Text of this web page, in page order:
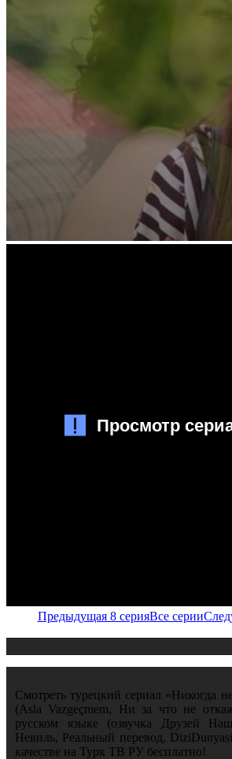
Предыдущая 8 серияВсе серии
Смотреть турецкий сериал «Никогда
(Asla Vazgeçmem, Ни за что не
русском языке (озвучка Друзей
Невиль, Реальный перевод,
качестве на Турк ТВ РУ бесплатно!